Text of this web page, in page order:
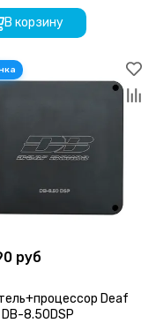
В корзину
руб
Deaf
8.50DSP